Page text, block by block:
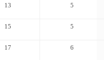
13 5
15 5
17 6